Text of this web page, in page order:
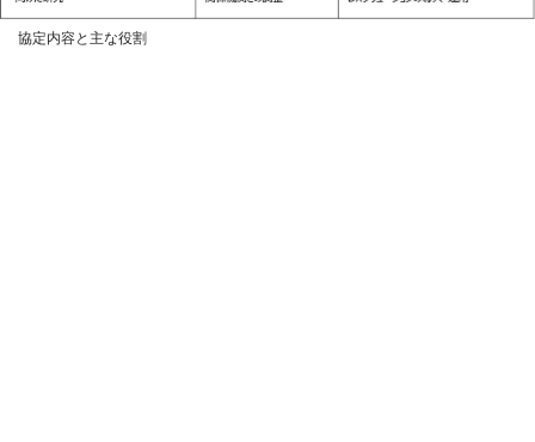
協定内容と主な役割